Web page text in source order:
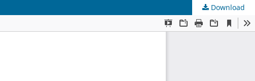
Download